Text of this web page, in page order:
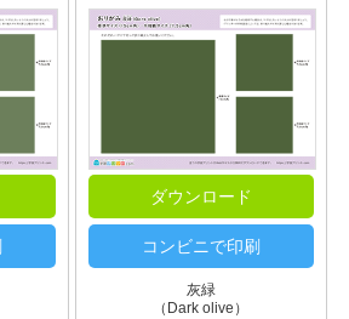
ダウンロード
コンビニで印刷
灰緑
（Dark olive）